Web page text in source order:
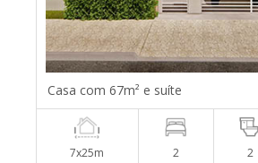
Casa com 67m² e suíte
7x25m 2 2